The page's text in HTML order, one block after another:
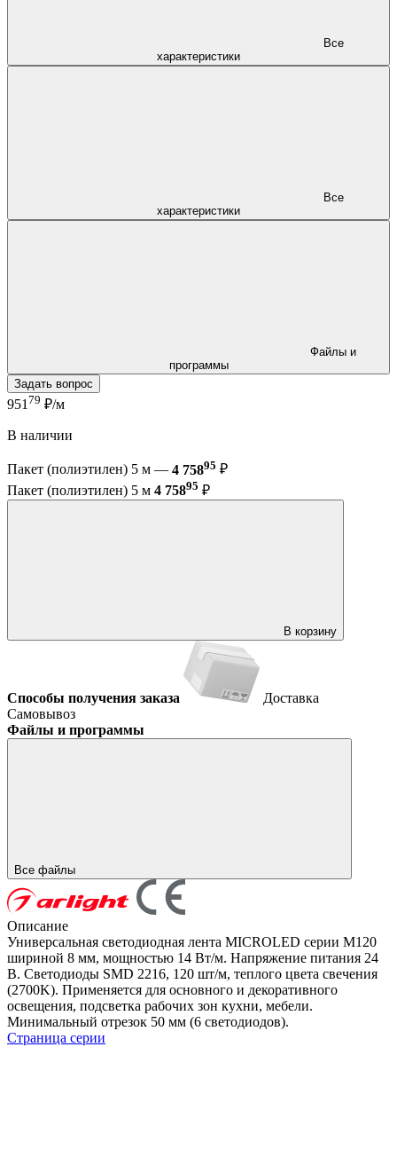
характеристики
характеристики
программы
Задать вопрос
951 79 ₽/м
В наличии
Пакет (полиэтилен) 5 м — 4 75895 ₽
Пакет (полиэтилен) 5 м 4 75895 ₽
В корзину
Способы получения заказа
Доставка
Самовывоз
Файлы и программы
Все файлы
Описание
Универсальная светодиодная лента MICROLED серии M120
шириной 8 мм, мощностью 14 Вт/м. Напряжение питания 24
В. Светодиоды SMD 2216, 120 шт/м, теплого цвета свечения
(2700K). Применяется для основного и декоративного
освещения, подсветка рабочих зон кухни, мебели.
Минимальный отрезок 50 мм (6 светодиодов).
Страница серии